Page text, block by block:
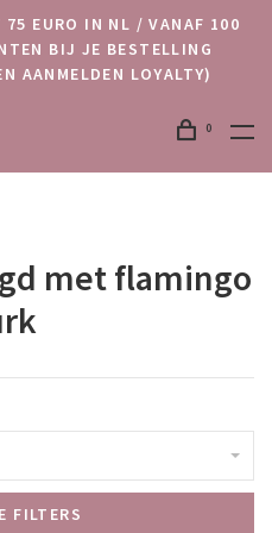
75 EURO IN NL / VANAF 100
BIJ JE BESTELLING
AANMELDEN LOYALTY)
0
met flamingo
FILTERS